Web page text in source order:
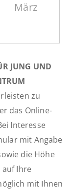
März
JUNG UND
zu
das Online-
Interesse
mit Angabe
die Höhe
auf Ihre
mit Ihnen